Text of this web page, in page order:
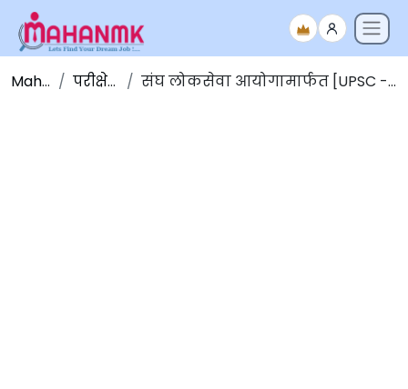
Maha NMK परीक्षेचे निकाल संघ लोकसेवा आयोगामार्फत [UPSC - N.D.A. & N.A.(I)] अंतिम परीक्षा निकाल